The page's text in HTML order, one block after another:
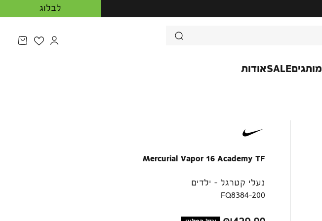
לבלוג
מותגיםSALEאודות
מעבר לדףפתיחת
Mercurial Vapor 16 Academy TF
נעלי קטרגל - ילדים
FQ8384-200